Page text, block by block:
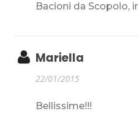
Bacioni da Scopolo,
Mariella
22/01/2015
Bellissime!!!